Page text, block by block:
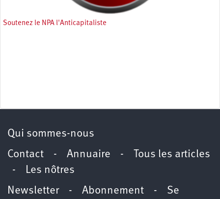
Soutenez le NPA l'Anticapitaliste
Qui sommes-nous
Contact - Annuaire -
Tous les articles
- Les nôtres
Newsletter- Abonnement - Se